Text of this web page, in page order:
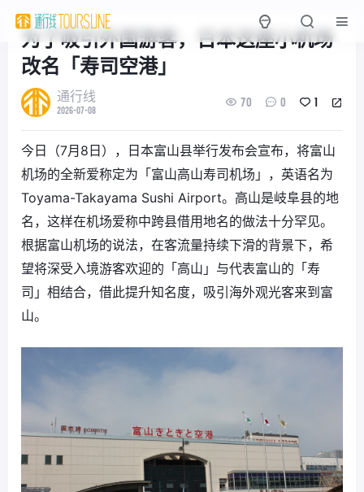
为了吸引外国游客，日本这座小机场
改名「寿司空港」
通行线
2026-07-08
70 0 1
今日（7月8日），日本富山县举行发布会宣布，将富山
机场的全新爱称定为「富山高山寿司机场」，英语名为
Toyama-Takayama Sushi Airport。高山是岐阜县的地
名，这样在机场爱称中跨县借用地名的做法十分罕见。
根据富山机场的说法，在客流量持续下滑的背景下，希
望将深受入境游客欢迎的「高山」与代表富山的「寿
司」相结合，借此提升知名度，吸引海外观光客来到富
山。